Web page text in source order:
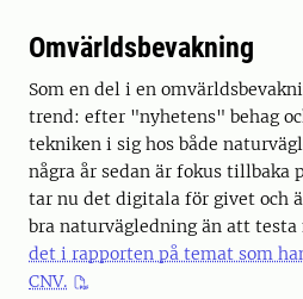
Omvärldsbevakning
Som en del i en
trend: efter "nyhetens" behag
tekniken i sig hos både
några år sedan är fokus tillbaka
tar nu det digitala för givet och
bra naturvägledning än att testa
det i rapporten på temat som
CNV.